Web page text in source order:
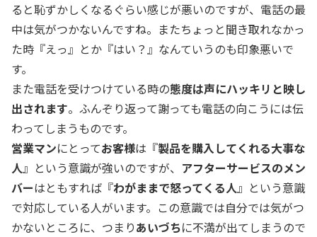
ると恥ずかしくなるぐらい感じが悪いのですが、電話の最
中は気がつかないんですね。またちょっと聞き取れなかっ
た時『えっ』とか『はい？』なんていうのも印象悪いで
す。
また電話を受けつけている時の態度は声にハッキリと映し
出されます。ふんぞり返って謝っても電話の向こうには伝
わってしまうものです。
営業マンにとってお客様は『製品を購入してくれる大事な
人』という意識が強いのですが、 アフターサービスのメン
バーはともすれば『わがままで怒ってくる人』という意識
で対応している人がいます。この意識では自分では気がつ
かないところに、つまりあいづちに不満が出てしまうので